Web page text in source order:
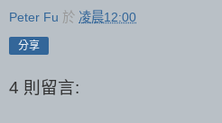
Peter Fu 於 凌晨12:00
分享
4 則留言: